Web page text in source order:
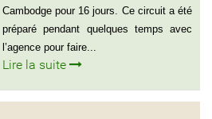
Cambodge pour 16 jours. Ce circuit a été
préparé pendant quelques temps avec
l’agence pour faire...
Lire la suite